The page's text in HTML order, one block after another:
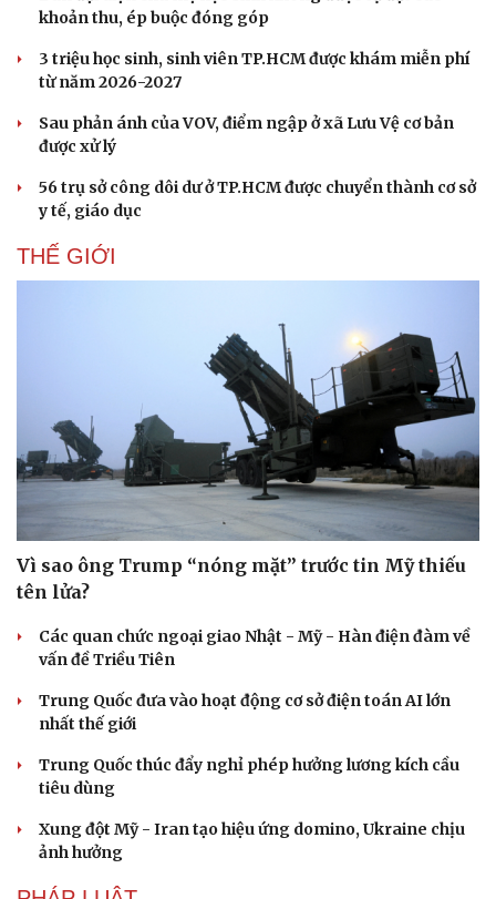
khoản thu, ép buộc đóng góp
3 triệu học sinh, sinh viên TP.HCM được khám miễn phí
từ năm 2026-2027
Sau phản ánh của VOV, điểm ngập ở xã Lưu Vệ cơ bản
được xử lý
56 trụ sở công dôi dư ở TP.HCM được chuyển thành cơ sở
y tế, giáo dục
THẾ GIỚI
Vì sao ông Trump “nóng mặt” trước tin Mỹ thiếu
tên lửa?
Các quan chức ngoại giao Nhật - Mỹ - Hàn điện đàm về
vấn đề Triều Tiên
Trung Quốc đưa vào hoạt động cơ sở điện toán AI lớn
nhất thế giới
Trung Quốc thúc đẩy nghỉ phép hưởng lương kích cầu
tiêu dùng
Xung đột Mỹ - Iran tạo hiệu ứng domino, Ukraine chịu
ảnh hưởng